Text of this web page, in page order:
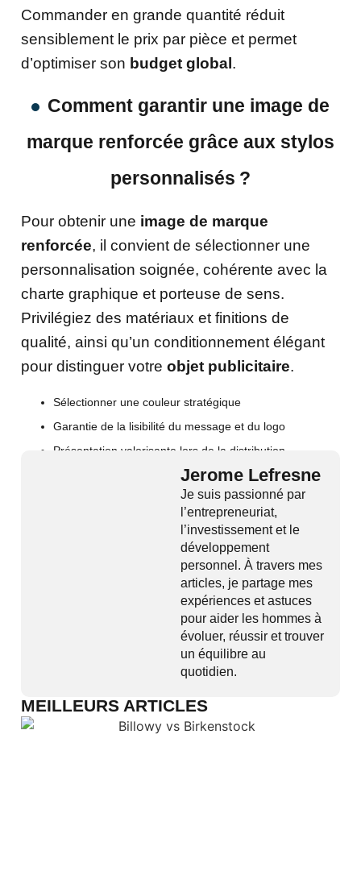
Commander en grande quantité réduit
sensiblement le prix par pièce et permet
d’optimiser son budget global .
Comment garantir une image de
marque renforcée grâce aux stylos
personnalisés ?
Pour obtenir une image de marque
renforcée, il convient de sélectionner une
personnalisation soignée, cohérente avec la
charte graphique et porteuse de sens.
Privilégiez des matériaux et finitions de
qualité, ainsi qu’un conditionnement élégant
pour distinguer votre objet publicitaire.
Sélectionner une couleur stratégique
Garantie de la lisibilité du message et du logo
Présentation valorisante lors de la distribution
Jerome Lefresne
Je suis passionné par
l’entrepreneuriat,
l’investissement et le
développement
personnel. À travers mes
articles, je partage mes
expériences et astuces
pour aider les hommes à
évoluer, réussir et trouver
un équilibre au
quotidien.
MEILLEURS ARTICLES